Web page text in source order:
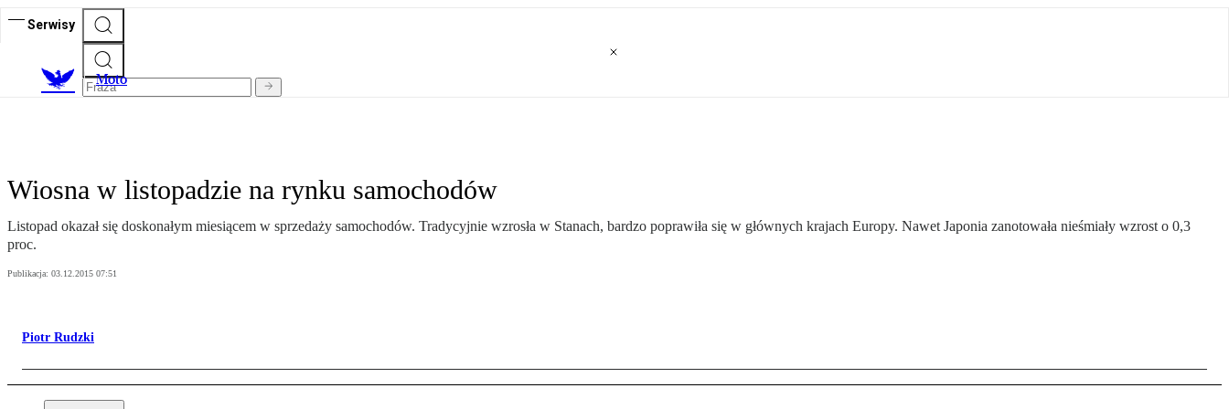
Serwisy
Moto
Wiosna w listopadzie na rynku samochodów
Listopad okazał się doskonałym miesiącem w sprzedaży samochodów. Tradycyjnie wzrosła w Stanach, bardzo poprawiła się w głównych krajach Europy. Nawet Japonia zanotowała nieśmiały wzrost o 0,3
proc.
Publikacja: 03.12.2015 07:51
Piotr Rudzki